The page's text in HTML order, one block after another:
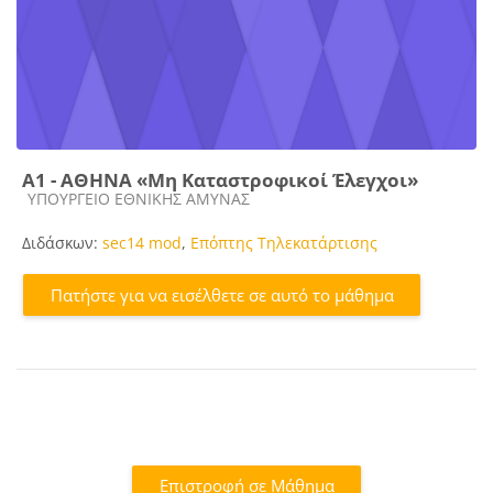
Α1 - ΑΘΗΝΑ «Μη Καταστροφικοί Έλεγχοι»
Κατηγορία μαθήματος
ΥΠΟΥΡΓΕΙΟ ΕΘΝΙΚΗΣ ΑΜΥΝΑΣ
Διδάσκων: sec14 mod, Επόπτης Τηλεκατάρτισης
Πατήστε για να εισέλθετε σε αυτό το μάθημα
Επιστροφή σε Μάθημα